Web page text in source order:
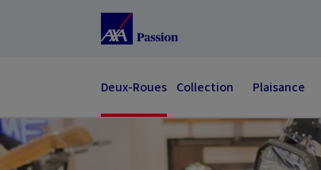
Accéder au Contenu
Deux-Roues Collection Plaisance